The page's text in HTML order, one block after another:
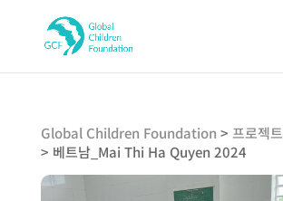
Global Children Foundation > 프로젝트
> 베트남_Mai Thi Ha Quyen 2024